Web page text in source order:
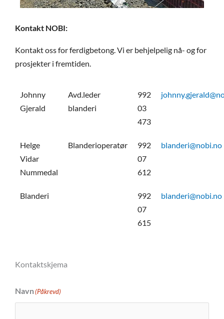
Kontakt NOBI:
Kontakt oss for ferdigbetong. Vi er behjelpelig nå- og for
prosjekter i fremtiden.
Johnny
Gjerald
Avd.leder
blanderi
992
03
473
Helge
Vidar
Nummedal
Blanderioperatør
992
07
612
blanderi@nobi.no
Blanderi
992
07
615
blanderi@nobi.no
Kontaktskjema
Navn(Påkrevd)